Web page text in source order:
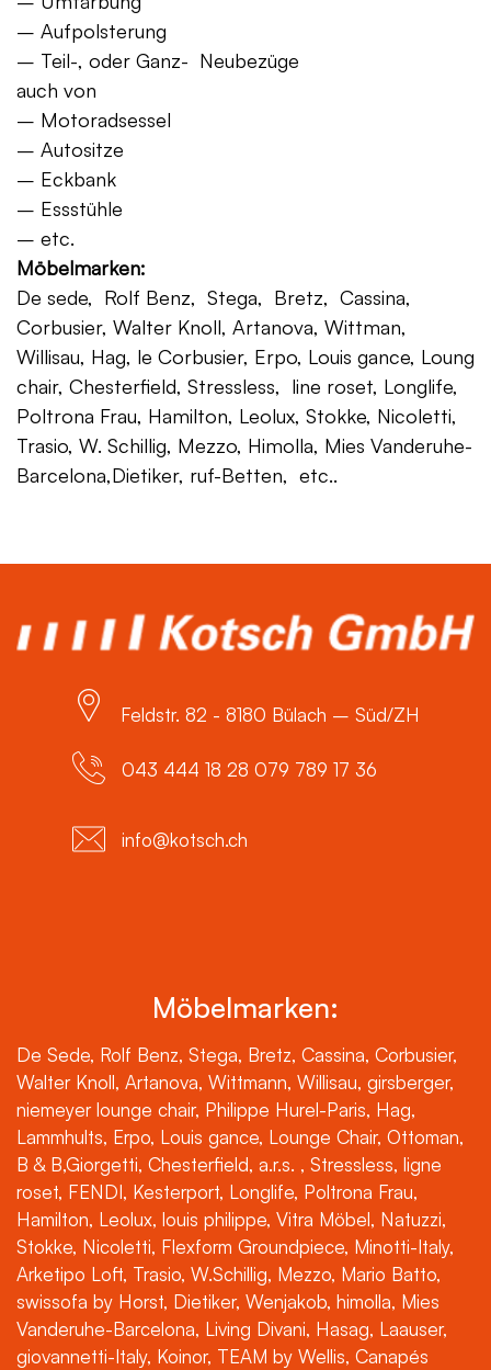
– Aufpolsterung
– Teil-, oder Ganz- Neubezüge
auch von
– Motoradsessel
– Autositze
– Eckbank
– Essstühle
– etc.
Möbelmarken:
De sede, Rolf Benz, Stega, Bretz, Cassina,
Corbusier, Walter Knoll, Artanova, Wittman,
Willisau, Hag, le Corbusier, Erpo, Louis gance, Loung
chair, Chesterfield, Stressless, line roset, Longlife,
Poltrona Frau, Hamilton, Leolux, Stokke, Nicoletti,
Trasio, W. Schillig, Mezzo, Himolla, Mies Vanderuhe-
Barcelona,Dietiker, ruf-Betten, etc..
Feldstr. 82 - 8180 Bülach – Süd/ZH
043 444 18 28 079 789 17 36
info@kotsch.ch
Möbelmarken:
De Sede, Rolf Benz, Stega, Bretz, Cassina, Corbusier,
Walter Knoll, Artanova, Wittmann, Willisau, girsberger,
niemeyer lounge chair, Philippe Hurel-Paris, Hag,
Lammhults, Erpo, Louis gance, Lounge Chair, Ottoman,
B & B,Giorgetti, Chesterfield, a.r.s. , Stressless, ligne
roset, FENDI, Kesterport, Longlife, Poltrona Frau,
Hamilton, Leolux, louis philippe, Vitra Möbel, Natuzzi,
Stokke, Nicoletti, Flexform Groundpiece, Minotti-Italy,
Arketipo Loft, Trasio, W.Schillig, Mezzo, Mario Batto,
swissofa by Horst, Dietiker, Wenjakob, himolla, Mies
Vanderuhe-Barcelona, Living Divani, Hasag, Laauser,
giovannetti-Italy, Koinor, TEAM by Wellis, Canapés